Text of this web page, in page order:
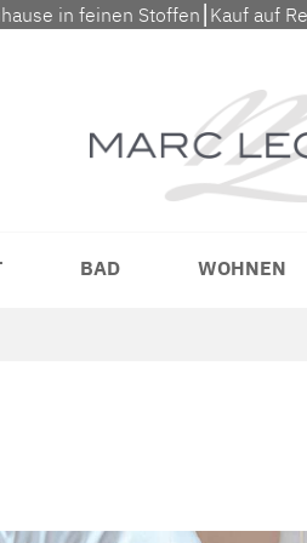
in feinen Stoffen⎮Kauf auf
BAD WOHNEN